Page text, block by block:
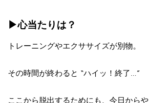
▶︎心当たりは？
トレーニングやエクササイズが別物。
その時間が終わると “ハイッ！終了…”
ここから脱出するためにも、今日からや